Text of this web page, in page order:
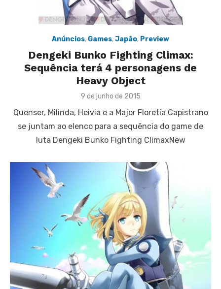
Anúncios, Games,Japão, Preview
Dengeki Bunko Fighting Climax:
Sequência terá 4 personagens de
Heavy Object
Posted
9 de junho de 2015
Quenser, Milinda, Heivia e a Major Floretia Capistrano
se juntam ao elenco para a sequência do game de
luta Dengeki Bunko Fighting ClimaxNew